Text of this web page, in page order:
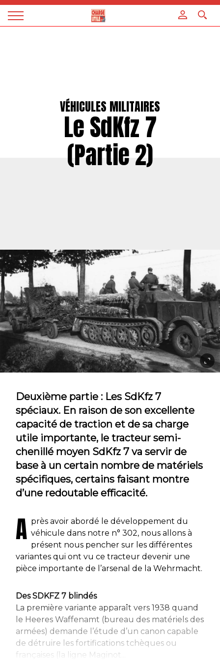
Magazine
VÉHICULES MILITAIRES
Le SdKfz 7
(Partie 2)
Deuxième partie : Les SdKfz 7
spéciaux. En raison de son excellente
capacité de traction et de sa charge
utile importante, le tracteur semi-
chenillé moyen SdKfz 7 va servir de
base à un certain nombre de matériels
spécifiques, certains faisant montre
d’une redoutable efficacité.
A près avoir abordé le développement du
véhicule dans notre n° 302, nous allons à
présent nous pencher sur les différentes
variantes qui ont vu ce tracteur devenir une
pièce importante de l’arsenal de la Wehrmacht.
Des SDKFZ 7 blindés
La première variante apparaît vers 1938 quand
le Heeres Waffenamt (bureau des matériels des
armées) demande l’étude d’un canon capable
de détruire les fortifications tchèques ou
françaises (la ligne Maginot...
Panneau de gestion des cookies